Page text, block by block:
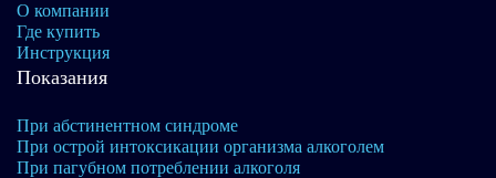
О компании
Где купить
Инструкция
Показания
При абстинентном синдроме
При острой интоксикации организма алкоголем
При пагубном потреблении алкоголя